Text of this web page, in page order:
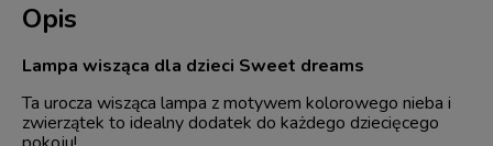
Opis
Lampa wisząca dla dzieci Sweet dreams
Ta urocza wisząca lampa z motywem kolorowego nieba i
zwierzątek to idealny dodatek do każdego dziecięcego